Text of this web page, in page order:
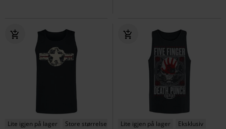
Lite igjen på lager Store størrelser Lite igjen på lager Eksklusiv